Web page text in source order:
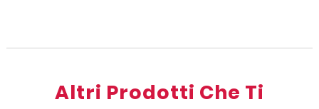
Altri Prodotti Che Ti